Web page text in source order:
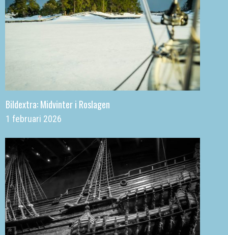
Bildextra: Midvinter i Roslagen
1 februari 2026